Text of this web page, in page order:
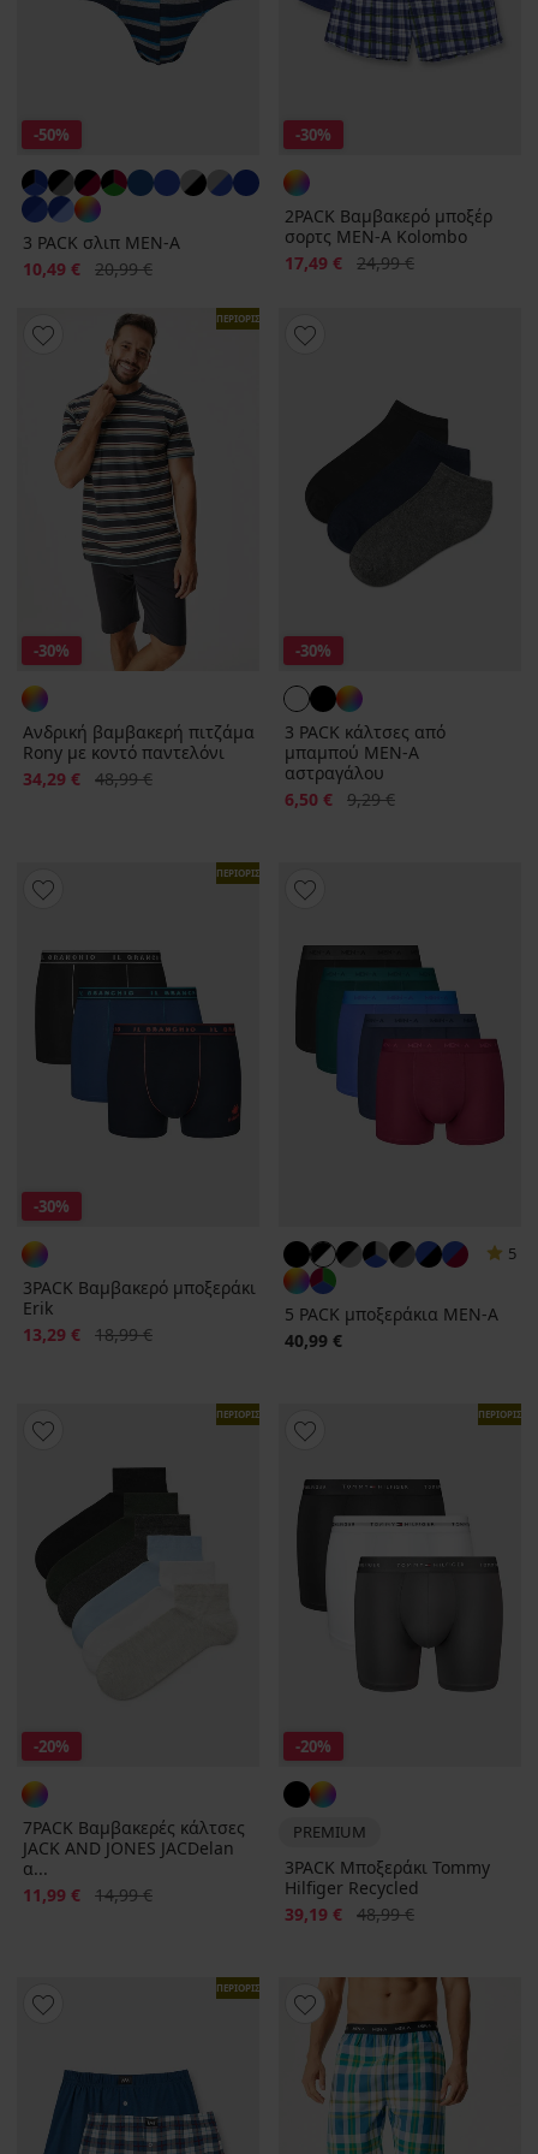
-50%
3 PACK σλιπ MEN-A
Έκπτωση
10,49 € Αρχική τιμή
20,99 €
-30%
2PACK Βαμβακερό μποξέρ
σορτς MEN-A Kolombo
Έκπτωση
17,49 € Αρχική τιμή
24,99 €
ΠΕΡΙΟΡΙΣΜΕΝΑ
-30%
Ανδρική βαμβακερή πιτζάμα
Rony με κοντό παντελόνι
Έκπτωση
34,29 € Αρχική τιμή
48,99 €
-30%
3 PACK κάλτσες από
μπαμπού MEN-A
αστραγάλου
Έκπτωση
6,50 € Αρχική τιμή
9,29 €
ΠΕΡΙΟΡΙΣΜΕΝΑ
-30%
3PACK Βαμβακερό μποξεράκι
Erik
Έκπτωση
13,29 € Αρχική τιμή
18,99 €
5
5 PACK μποξεράκια MEN-A
40,99 €
ΠΕΡΙΟΡΙΣΜΕΝΑ
-20%
7PACK Βαμβακερές κάλτσες
JACK AND JONES JACDelan
α...
Έκπτωση
11,99 € Αρχική τιμή
14,99 €
-20%
PREMIUM
3PACK Μποξεράκι Tommy
Hilfiger Recycled
Έκπτωση
39,19 € Αρχική τιμή
48,99 €
ΠΕΡΙΟΡΙΣΜΕΝΑ